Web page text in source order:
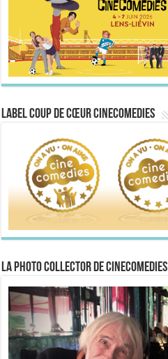
Label Coup de Cœur CineComedies
La Photo collector de CineComedies